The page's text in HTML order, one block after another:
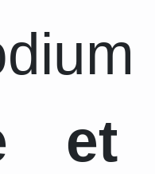
et